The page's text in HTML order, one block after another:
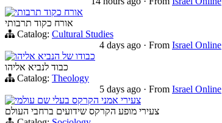
אורח כקוד תרבותי
אורח כקוד תרבותי
Catalog: Cultural Studies
4 days ago · From Israel Online
כבודו של הנביא אליהו
כבוד לנביא אליהו
Catalog: Theology
5 days ago · From Israel Online
צעירי אמני הקרקס בעלי שם עולמי
צעירי מופע הקרקס שידועים ברחבי העולם